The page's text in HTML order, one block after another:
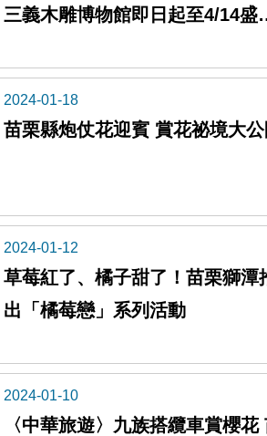
三義木雕博物館即日起至4/14盛
2024-01-18
苗栗縣炮仗花迎賓 賞花祕境大公
2024-01-12
草莓紅了、橘子甜了！苗栗獅潭
出「橘莓戀」系列活動
2024-01-10
〈中華旅遊〉九族搭纜車賞櫻花